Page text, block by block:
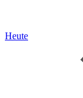
Heute